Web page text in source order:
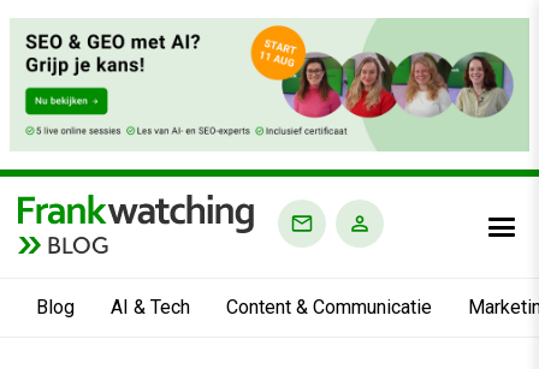
BLOG
Blog AI & Tech Content & Communicatie